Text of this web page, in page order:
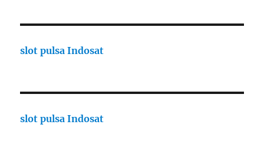
slot pulsa Indosat
slot pulsa Indosat